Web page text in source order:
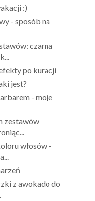
:)
- sposób na
czarna
po kuracji
jest?
- moje
zestawów
włosów -
z awokado do